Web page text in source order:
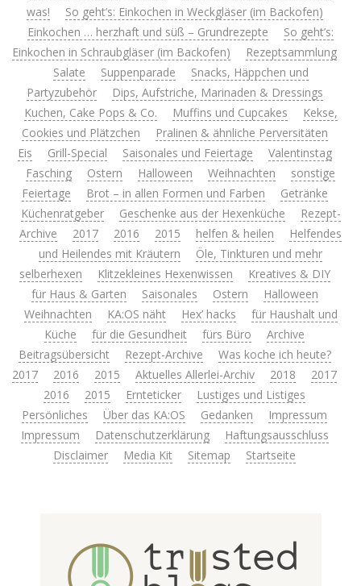
was!
So geht’s: Einkochen in Weckgläser (im Backofen)
Einkochen … herzhaft und süß – Grundrezepte
So geht’s:
Einkochen in Schraubgläser (im Backofen)
Rezeptsammlung
Salate
Suppenparade
Snacks, Häppchen und
Partyzubehör
Dips, Aufstriche, Marinaden & Dressings
Kuchen, Cake Pops & Co.
Muffins und Cupcakes
Kekse,
Cookies und Plätzchen
Pralinen & ähnliche Perversitäten
Eis
Grill-Special Saisonales und Feiertage
Valentinstag
Fasching
Ostern Halloween Weihnachten
sonstige
Feiertage
Brot – in allen Formen und Farben
Getränke
Küchenratgeber
Geschenke aus der Hexenküche
Rezept-
Archive
2017 2016 2015 helfen & heilen
Helfendes
und Heilendes mit Kräutern
Öle, Tinkturen und mehr
selberhexen
Klitzekleines Hexenwissen
Kreatives & DIY
für Haus & Garten
Saisonales Ostern
Halloween
Weihnachten
KA:OS näht Hex’ hacks
für Haushalt und
Küche
für die Gesundheit fürs Büro
Archive
Beitragsübersicht
Rezept-Archive
Was koche ich heute?
2017
2016 2015 Aktuelles Allerlei-Archiv 2018
2017
2016
2015 Ernteticker
Lustiges und Listiges
Persönliches
Über das KA:OS Gedanken
Impressum
Impressum
Datenschutzerklärung
Haftungsausschluss
Disclaimer
Media Kit Sitemap Startseite